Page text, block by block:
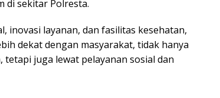
di sekitar Polresta.
inovasi layanan, dan fasilitas kesehatan,
dekat dengan masyarakat, tidak hanya
juga lewat pelayanan sosial dan